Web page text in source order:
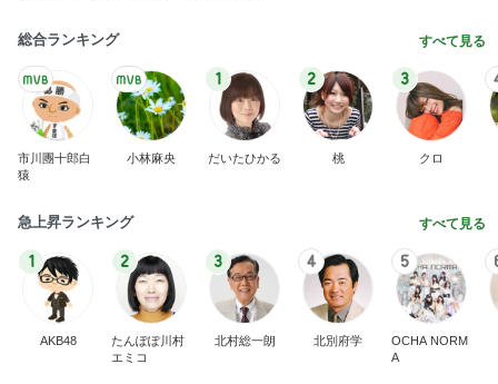
総合ランキング すべて見る
市川團十郎白
猿
小林麻央
1
だいたひかる
2
桃
3
クロ
急上昇ランキング すべて見る
1
AKB48
2
たんぽぽ川村
エミコ
3
北村総一朗
4
北別府学
5
OCHA NORM
A